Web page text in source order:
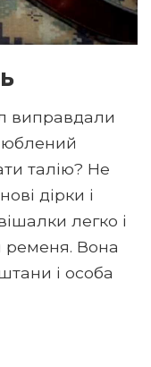
виправдали
талію? Не
дірки і
легко і
ременя. Вона
і особа